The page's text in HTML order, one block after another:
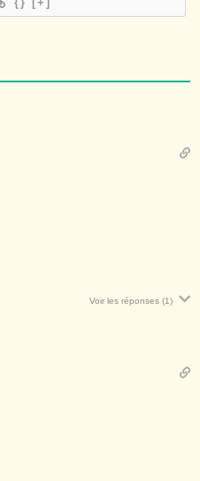
Voir les réponses (1)